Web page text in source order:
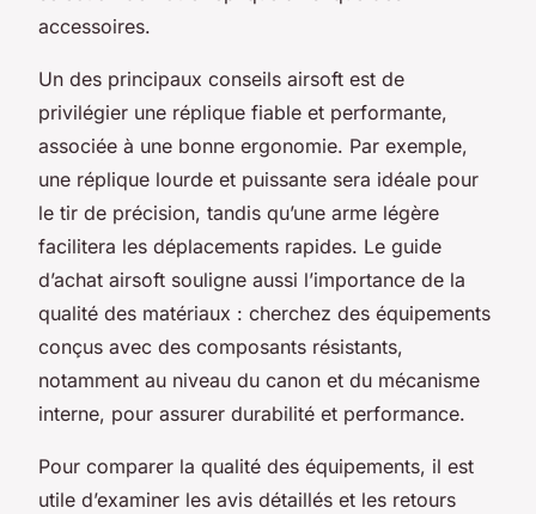
accessoires.
Un des principaux conseils airsoft est de
privilégier une réplique fiable et performante,
associée à une bonne ergonomie. Par exemple,
une réplique lourde et puissante sera idéale pour
le tir de précision, tandis qu’une arme légère
facilitera les déplacements rapides. Le guide
d’achat airsoft souligne aussi l’importance de la
qualité des matériaux : cherchez des équipements
conçus avec des composants résistants,
notamment au niveau du canon et du mécanisme
interne, pour assurer durabilité et performance.
Pour comparer la qualité des équipements, il est
utile d’examiner les avis détaillés et les retours